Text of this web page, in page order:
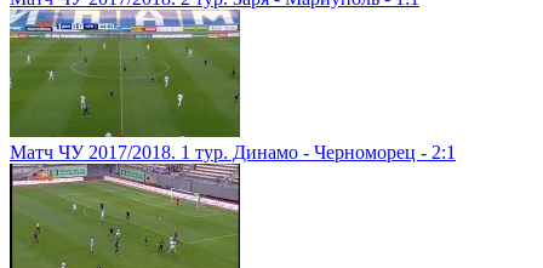
Матч ЧУ 2017/2018. 1 тур. Динамо - Черноморец - 2:1